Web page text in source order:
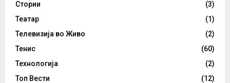
Стории
(3)
Театар
(1)
Телевизија во Живо
(2)
Тенис
(60)
Технологија
(2)
Топ Вести
(12)